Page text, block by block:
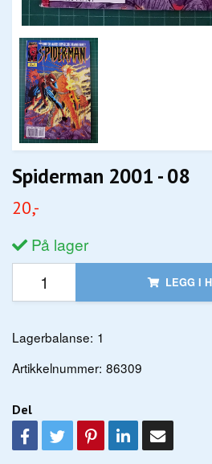
Spiderman 2001 - 08
20,-
På lager
LEGG I
Lagerbalanse: 1
Artikkelnummer: 86309
Del